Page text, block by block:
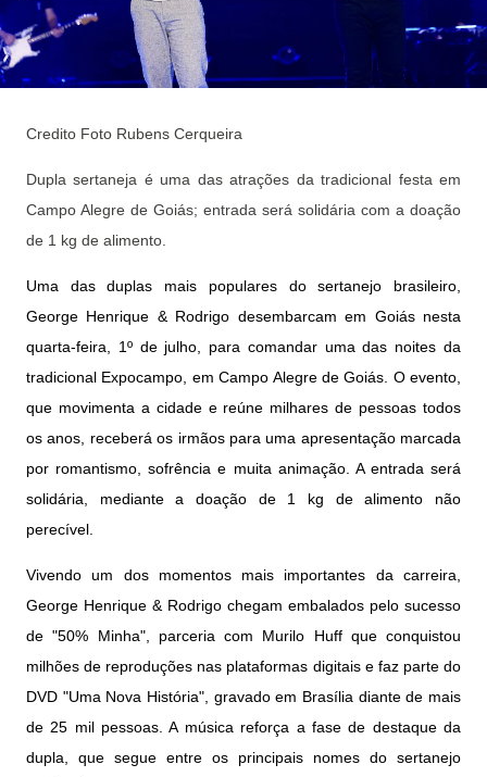
Credito Foto Rubens Cerqueira
Dupla sertaneja é uma das atrações da tradicional festa em
Campo Alegre de Goiás; entrada será solidária com a doação
de 1 kg de alimento.
Uma das duplas mais populares do sertanejo brasileiro,
George Henrique & Rodrigo desembarcam em Goiás nesta
quarta-feira, 1º de julho, para comandar uma das noites da
tradicional Expocampo, em Campo Alegre de Goiás. O evento,
que movimenta a cidade e reúne milhares de pessoas todos
os anos, receberá os irmãos para uma apresentação marcada
por romantismo, sofrência e muita animação. A entrada será
solidária, mediante a doação de 1 kg de alimento não
perecível.
Vivendo um dos momentos mais importantes da carreira,
George Henrique & Rodrigo chegam embalados pelo sucesso
de "50% Minha", parceria com Murilo Huff que conquistou
milhões de reproduções nas plataformas digitais e faz parte do
DVD "Uma Nova História", gravado em Brasília diante de mais
de 25 mil pessoas. A música reforça a fase de destaque da
dupla, que segue entre os principais nomes do sertanejo